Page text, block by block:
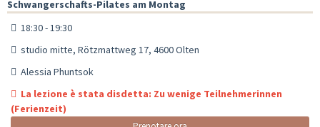
Schwangerschafts-Pilates am Montag
18:30 - 19:30
studio mitte, Rötzmattweg 17, 4600 Olten
Alessia Phuntsok
La lezione è stata disdetta: Zu wenige Teilnehmerinnen
(Ferienzeit)